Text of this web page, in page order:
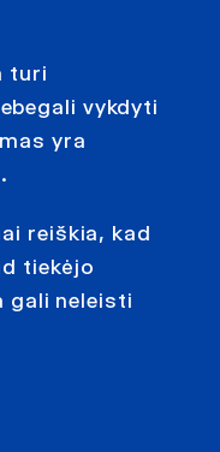
turi
vykdyti
yra
reiškia, kad
tiekėjo
gali neleisti